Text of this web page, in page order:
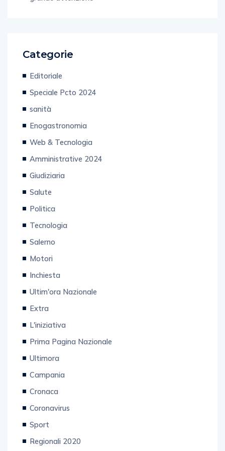
Categorie
Editoriale
Speciale Pcto 2024
sanità
Enogastronomia
Web & Tecnologia
Amministrative 2024
Giudiziaria
Salute
Politica
Tecnologia
Salerno
Motori
Inchiesta
Ultim'ora Nazionale
Extra
L'iniziativa
Prima Pagina Nazionale
Ultimora
Campania
Cronaca
Coronavirus
Sport
Regionali 2020